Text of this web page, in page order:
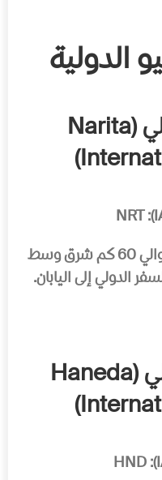
الدولية
مطار ناريتا الدولي (Narita
NRT
يقع في مدينة ناريتا، على بعد حوالي 60 كم شرق وسط
الدولي إلى اليابان.
مطار هانيدا الدولي (Haneda
HND